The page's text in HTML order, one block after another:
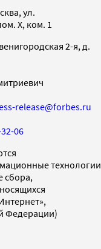
ул.
X, ком. 1
2-я, д.
release@forbes.ru
06
технологии
сбора,
Федерации)